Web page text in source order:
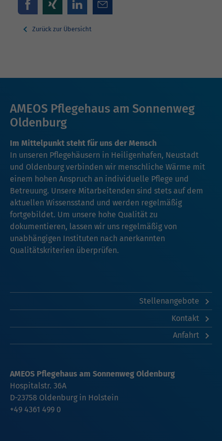
Zurück zur Übersicht
AMEOS Pflegehaus am Sonnenweg
Oldenburg
Im Mittelpunkt steht für uns der Mensch
In unseren Pflegehäusern in Heiligenhafen, Neustadt
und Oldenburg verbinden wir menschliche Wärme mit
einem hohen Anspruch an individuelle Pflege und
Betreuung. Unsere Mitarbeitenden sind stets auf dem
aktuellen Wissensstand und werden regelmäßig
fortgebildet. Um unsere hohe Qualität zu
dokumentieren, lassen wir uns regelmäßig von
unabhängigen Instituten nach anerkannten
Qualitätskriterien überprüfen.
Stellenangebote
Kontakt
Anfahrt
AMEOS Pflegehaus am Sonnenweg Oldenburg
Hospitalstr. 36A
D-23758 Oldenburg in Holstein
+49 4361 499 0